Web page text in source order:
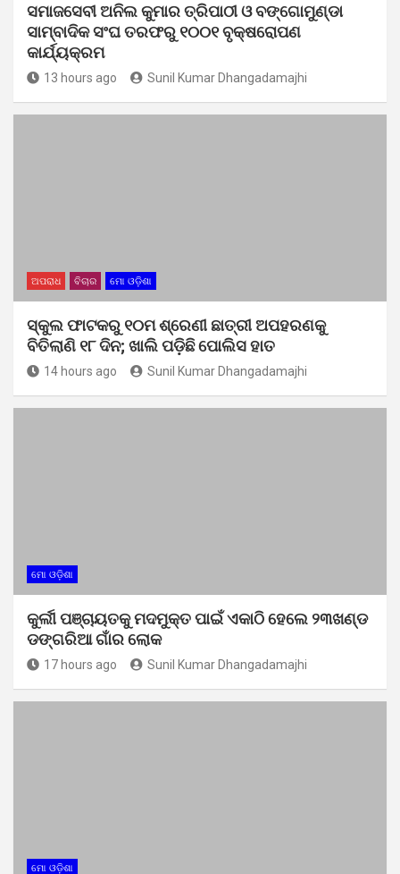
ସମାଜସେବୀ ଅନିଲ କୁମାର ତ୍ରିପାଠୀ ଓ ବଙ୍ଗୋମୁଣ୍ଡା
ସାମ୍ବାଦିକ ସଂଘ ତରଫରୁ ୧୦୦୧ ବୃକ୍ଷରୋପଣ
କାର୍ଯ୍ୟକ୍ରମ
13 hours ago Sunil Kumar Dhangadamajhi
ଅପରାଧ ବିଚାର ମୋ ଓଡ଼ିଶା
ସ୍କୁଲ ଫାଟକରୁ ୧୦ମ ଶ୍ରେଣୀ ଛାତ୍ରୀ ଅପହରଣକୁ
ବିତିଲାଣି ୧୮ ଦିନ; ଖାଲି ପଡ଼ିଛି ପୋଲିସ ହାତ
14 hours ago Sunil Kumar Dhangadamajhi
ମୋ ଓଡ଼ିଶା
କୁର୍ଲୀ ପଞ୍ଚାୟତକୁ ମଦମୁକ୍ତ ପାଇଁ ଏକାଠି ହେଲେ ୨୩ଖଣ୍ଡ
ଡଙ୍ଗରିଆ ଗାଁର ଲୋକ
17 hours ago Sunil Kumar Dhangadamajhi
ମୋ ଓଡ଼ିଶା